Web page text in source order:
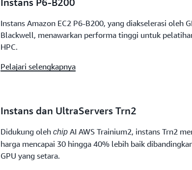
Instans Amazon EC2 P6-B200, yang diakselerasi oleh
Blackwell, menawarkan performa tinggi untuk
HPC.
Pelajari selengkapnya
Instans dan UltraServers Trn2
Didukung oleh chipAI AWS Trainium2, instans Trn2
harga mencapai 30 hingga 40% lebih baik
GPU yang setara.